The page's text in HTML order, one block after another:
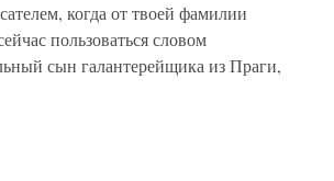
когда от твоей фамилии
пользоваться словом
сын галантерейщика из Праги,